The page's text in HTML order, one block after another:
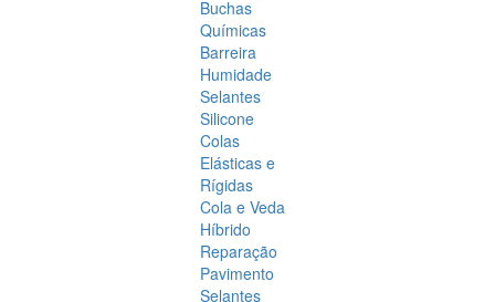
Buchas
Químicas
Barreira
Humidade
Selantes
Silicone
Colas
Elásticas e
Rígidas
Cola e Veda
Híbrido
Reparação
Pavimento
Selantes